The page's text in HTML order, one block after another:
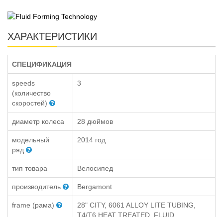
ХАРАКТЕРИСТИКИ
СПЕЦИФИКАЦИЯ
speeds
(количество
скоростей)
3
диаметр колеса 28 дюймов
модельный
ряд
2014 год
тип товара Велосипед
производитель Bergamont
frame (рама)
28" CITY, 6061 ALLOY LITE TUBING,
T4/T6 HEAT TREATED, FLUID